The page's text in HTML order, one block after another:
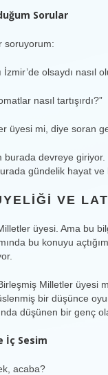
Sorular
soruyorum:
İzmir’de olsaydı nasıl
nasıl tartışırdı?”
üyesi mi, diye soran
devreye giriyor.
gündelik hayat
VE
üyesi. Ama bu
bu konuyu
Milletler üyesi
bir düşünce
düşünen bir genç
İç Sesim
acaba?